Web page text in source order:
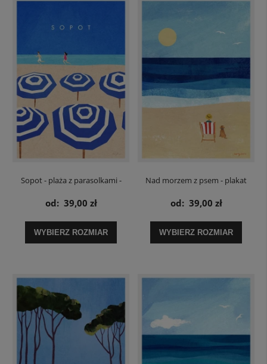
Sopot - plaża z parasolkami -
plakat
od: 39,00 zł
WYBIERZ ROZMIAR
Nad morzem z psem - plakat
od: 39,00 zł
WYBIERZ ROZMIAR